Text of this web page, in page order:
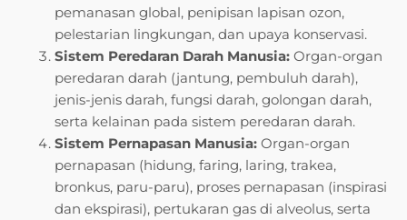
pemanasan global, penipisan lapisan ozon,
pelestarian lingkungan, dan upaya konservasi.
Sistem Peredaran Darah Manusia: Organ-organ
peredaran darah (jantung, pembuluh darah),
jenis-jenis darah, fungsi darah, golongan darah,
serta kelainan pada sistem peredaran darah.
Sistem Pernapasan Manusia: Organ-organ
pernapasan (hidung, faring, laring, trakea,
bronkus, paru-paru), proses pernapasan (inspirasi
dan ekspirasi), pertukaran gas di alveolus, serta